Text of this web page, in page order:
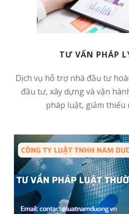
TƯ VẤN PHÁP
Dịch vụ hỗ trợ nhà đầu tư
đầu tư, xây dựng và vận
pháp luật, giảm thiểu